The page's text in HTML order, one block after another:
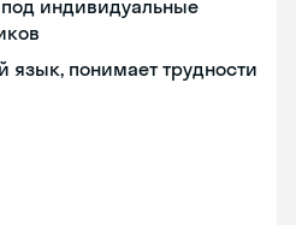
индивидуальные
язык, понимает трудности